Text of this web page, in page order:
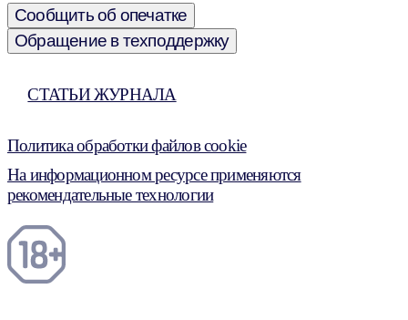
Сообщить об опечатке
Обращение в техподдержку
СТАТЬИ ЖУРНАЛА
Политика обработки файлов cookie
На информационном ресурсе применяются
рекомендательные технологии